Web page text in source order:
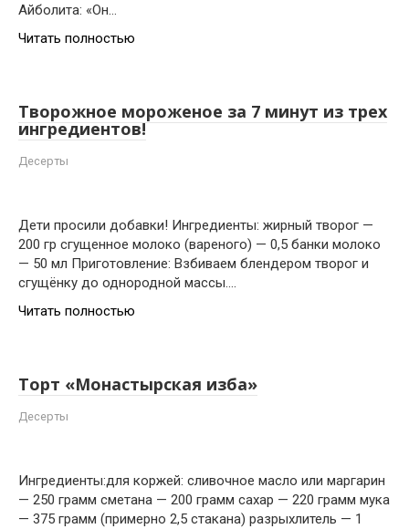
Айболита: «Он…
Читать полностью
Творожное мороженое за 7 минут из трех
ингредиентов!
Десерты
Дети просили добавки! Ингредиенты: жирный творог —
200 гр сгущенное молоко (вареного) — 0,5 банки молоко
— 50 мл Приготовление: Взбиваем блендером творог и
сгущёнку до однородной массы….
Читать полностью
Торт «Монастырская изба»
Десерты
Ингредиенты:для коржей: сливочное масло или маргарин
— 250 грамм сметана — 200 грамм сахар — 220 грамм мука
— 375 грамм (примерно 2,5 стакана) разрыхлитель — 1